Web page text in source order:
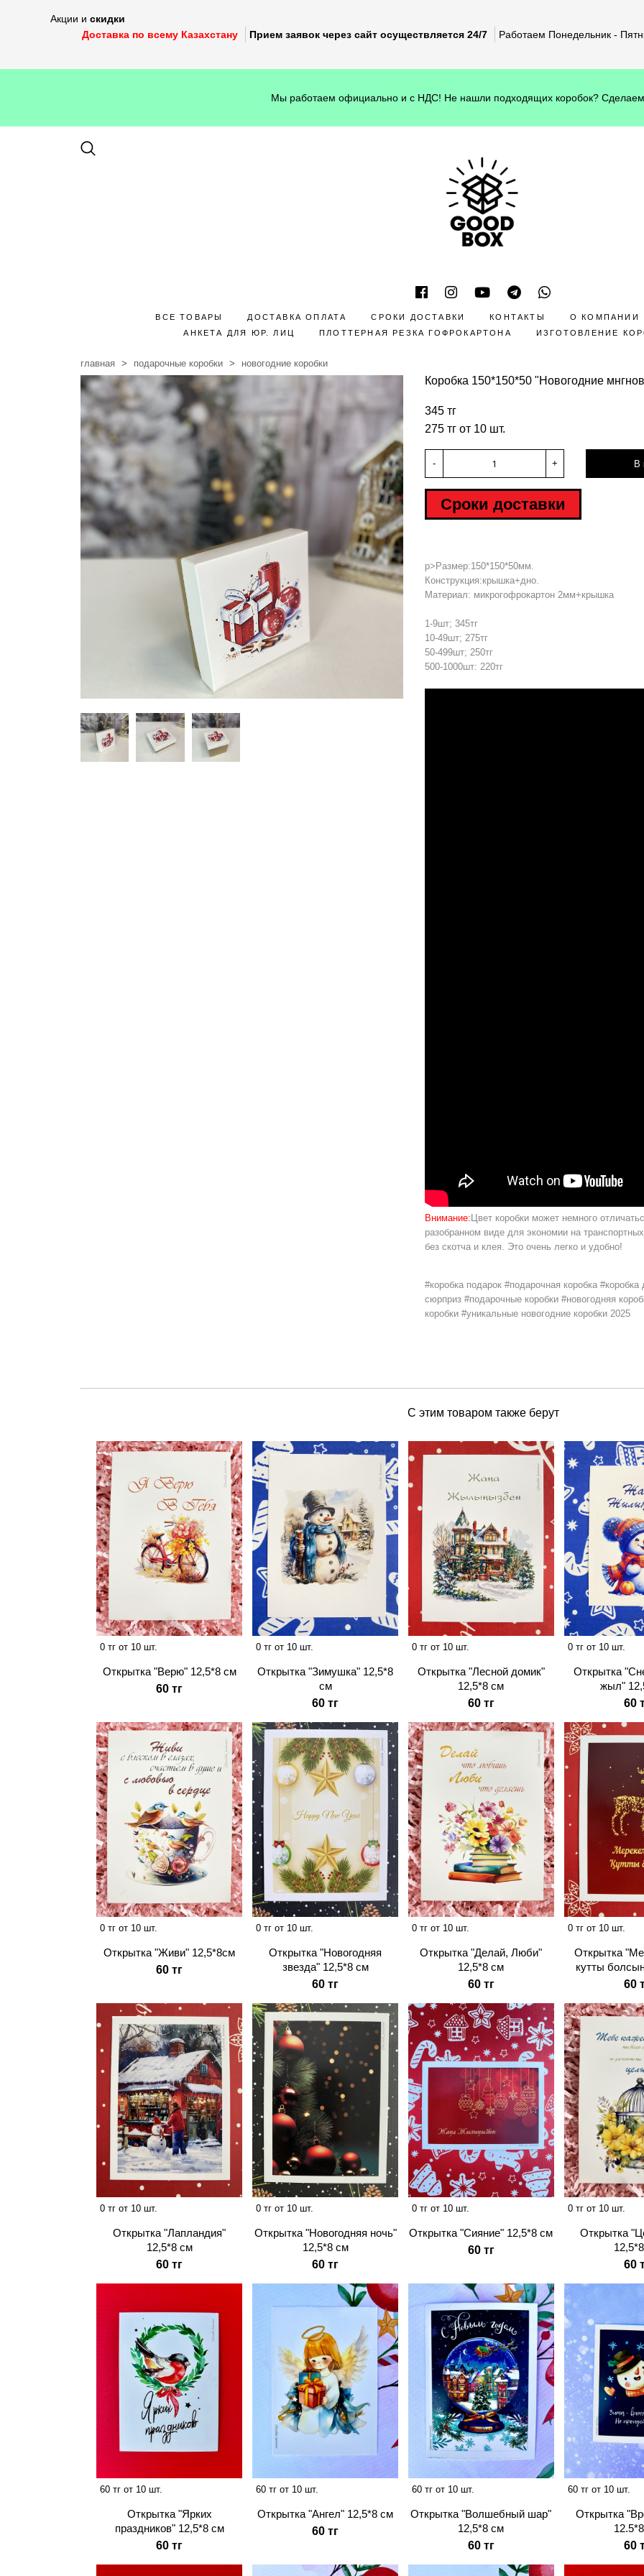
Акции и скидки
Доставка по всему Казахстану
Прием заявок через сайт осуществляется 24/7 Работаем Понедельник -
Мы работаем официально и с НДС! Не нашли подходящих коробок?
ВСЕ ТОВАРЫ ДОСТАВКА ОПЛАТА СРОКИ ДОСТАВКИ КОНТАКТЫ О КОМПАНИИ
АНКЕТА ДЛЯ ЮР. ЛИЦ
ПЛОТТЕРНАЯ РЕЗКА ГОФРОКАРТОНА ИЗГОТОВЛЕНИЕ
главная подарочные коробки новогодние коробки
Коробка 150*150*50 "Новогодние
345 тг
275 тг от 10 шт.
- + В
Сроки доставки
p>Размер:150*150*50мм.
Конструкция:крышка+дно.
Материал: микрогофрокартон 2мм+крышка
1-9шт; 345тг
10-49шт; 275тг
50-499шт; 250тг
500-1000шт: 220тг
Внимание: Цвет коробки может немного
разобранном виде для экономии на
без скотча и клея. Это очень легко и удобно!
#коробка подарок #подарочная коробка
сюрприз #подарочные коробки #новогодняя
коробки #уникальные новогодние коробки 2025
С этим товаром также берут
0 тг от 10 шт.
Открытка "Верю" 12,5*8 см
60 тг
0 тг от 10 шт.
Открытка "Зимушка" 12,5*8
см
60 тг
0 тг от 10 шт.
Открытка "Лесной домик"
12,5*8 см
60 тг
0 тг от 10 шт.
Открытка
жыл"
60
0 тг от 10 шт.
Открытка "Живи" 12,5*8см
60 тг
0 тг от 10 шт.
Открытка "Новогодняя
звезда" 12,5*8 см
60 тг
0 тг от 10 шт.
Открытка "Делай, Люби"
12,5*8 см
60 тг
0 тг от 10 шт.
Открытка
кутты
60
0 тг от 10 шт.
Открытка "Лапландия"
12,5*8 см
60 тг
0 тг от 10 шт.
Открытка "Новогодняя ночь"
12,5*8 см
60 тг
0 тг от 10 шт.
Открытка "Сияние" 12,5*8 см
60 тг
0 тг от 10 шт.
Открытка
60
60 тг от 10 шт.
Открытка "Ярких
праздников" 12,5*8 см
60 тг
60 тг от 10 шт.
Открытка "Ангел" 12,5*8 см
60 тг
60 тг от 10 шт.
Открытка "Волшебный шар"
12,5*8 см
60 тг
60 тг от 10 шт.
Открытка
60